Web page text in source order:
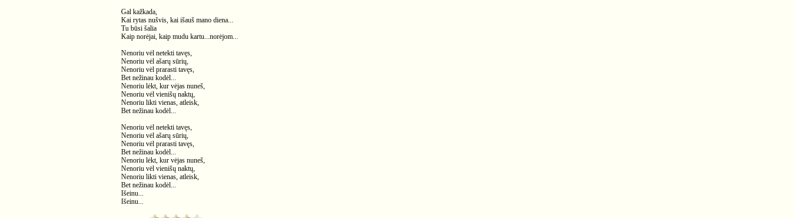
Gal kažkada,
Kai rytas nušvis, kai išauš mano diena...
Tu būsi šalia
Kaip norėjai, kaip mudu kartu...norėjom...
Nenoriu vėl netekti tavęs,
Nenoriu vėl ašarų sūrių,
Nenoriu vėl prarasti tavęs,
Bet nežinau kodėl...
Nenoriu lėkt, kur vėjas nuneš,
Nenoriu vėl vienišų naktų,
Nenoriu likti vienas, atleisk,
Bet nežinau kodėl...
Nenoriu vėl netekti tavęs,
Nenoriu vėl ašarų sūrių,
Nenoriu vėl prarasti tavęs,
Bet nežinau kodėl...
Nenoriu lėkt, kur vėjas nuneš,
Nenoriu vėl vienišų naktų,
Nenoriu likti vienas, atleisk,
Bet nežinau kodėl...
Išeinu...
Išeinu...